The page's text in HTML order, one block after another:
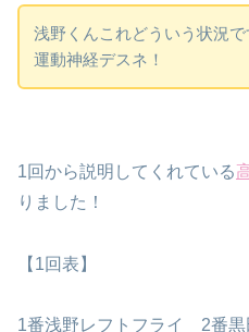
浅野くんこれどういう状況
運動神経デスネ！
1回から説明してくれている
りました！
【1回表】
1番浅野レフトフライ 2番